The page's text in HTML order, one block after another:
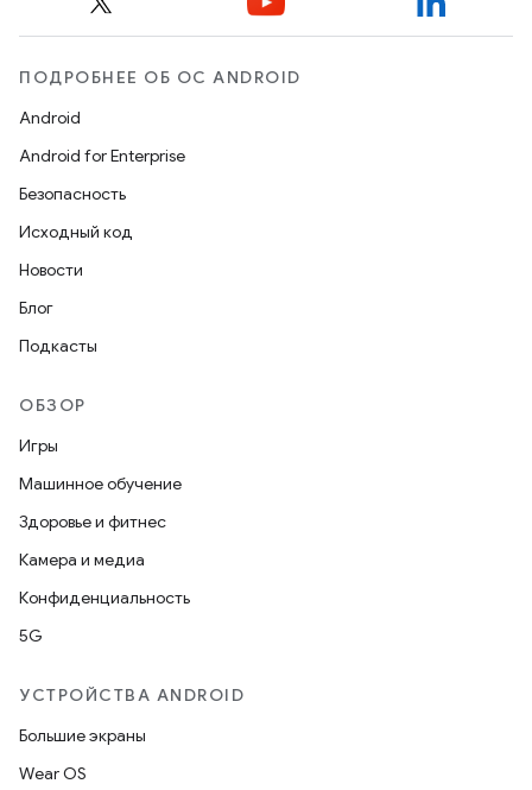
ПОДРОБНЕЕ ОБ ОС ANDROID
Android
Android for Enterprise
Безопасность
Исходный код
Новости
Блог
Подкасты
ОБЗОР
Игры
Машинное обучение
Здоровье и фитнес
Камера и медиа
Конфиденциальность
5G
УСТРОЙСТВА ANDROID
Большие экраны
Wear OS